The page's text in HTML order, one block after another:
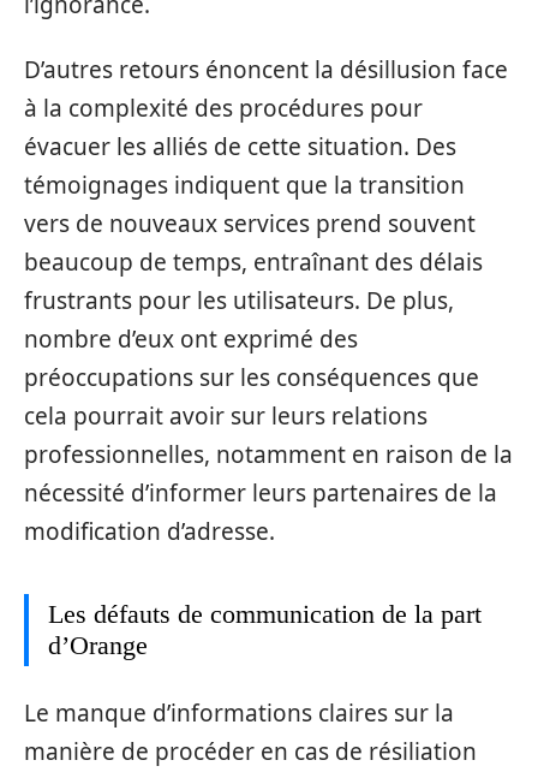
D’autres retours énoncent la désillusion face
à la complexité des procédures pour
évacuer les alliés de cette situation. Des
témoignages indiquent que la transition
vers de nouveaux services prend souvent
beaucoup de temps, entraînant des délais
frustrants pour les utilisateurs. De plus,
nombre d’eux ont exprimé des
préoccupations sur les conséquences que
cela pourrait avoir sur leurs relations
professionnelles, notamment en raison de la
nécessité d’informer leurs partenaires de la
modification d’adresse.
Les défauts de communication de la part
d’Orange
Le manque d’informations claires sur la
manière de procéder en cas de résiliation